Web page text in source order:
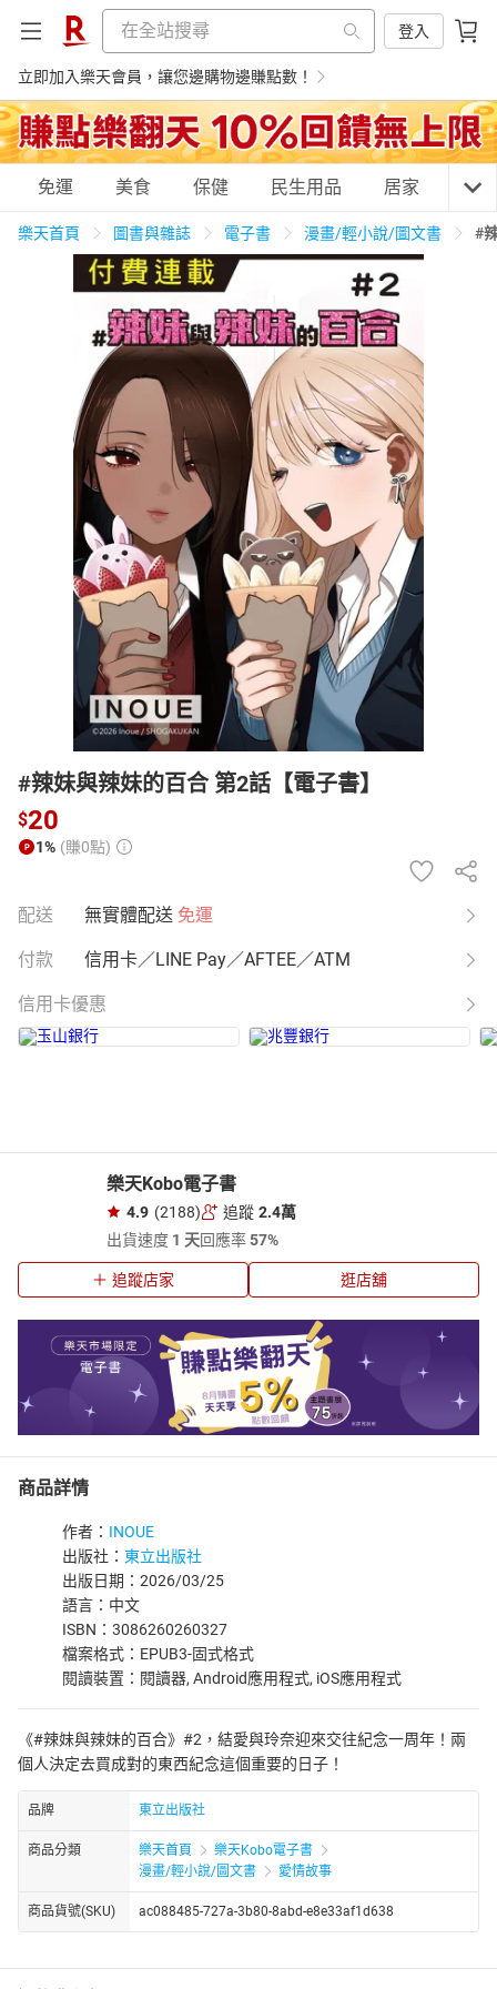
登入
立即加入樂天會員，讓您邊購物邊賺點數！
購物網分類
天天免運 美食蛋糕 民生用品
居家生活 3C家電 運動休閒 親子玩具
女裝 男裝 化妝保養 情趣用品
日本購物 電子/紙本書
HOT
免運 美食 保健 民生用品 居家 3C
樂天首頁 圖書與雜誌 電子書 漫畫/輕小說/圖文書 #
#辣妹與辣妹的百合 第2話【電子書】
$20
1% (賺0點)
配送 無實體配送 免運
付款 信用卡／LINE Pay／AFTEE／ATM
信用卡優惠
樂天Kobo電子書
4.9 (2188) 追蹤 2.4萬
出貨速度 1 天回應率57%
追蹤店家 逛店舖
商品詳情
作者： INOUE
出版社： 東立出版社
出版日期：2026/03/25
語言：中文
ISBN：3086260260327
檔案格式：EPUB3-固式格式
閱讀裝置：閱讀器, Android應用程式, iOS應用程式
《#辣妹與辣妹的百合》#2，結愛與玲奈迎來交往紀念一周年！兩
個人決定去買成對的東西紀念這個重要的日子！
品牌 東立出版社
商品分類 樂天首頁
樂天Kobo電子書
漫畫/輕小說/圖文書
愛情故事
商品貨號(SKU) ac088485-727a-3b80-8abd-e8e33af1d638